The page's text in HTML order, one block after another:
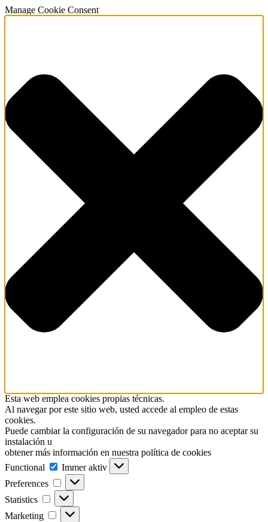
Manage Cookie Consent
Esta web emplea cookies propias técnicas.
Al navegar por este sitio web, usted accede al empleo de estas
cookies.
Puede cambiar la configuración de su navegador para no aceptar su
instalación u
obtener más información en nuestra política de cookies
Functional
Functional
Immer aktiv
Preferences
Preferences
Statistics Statistics
Marketing Marketing